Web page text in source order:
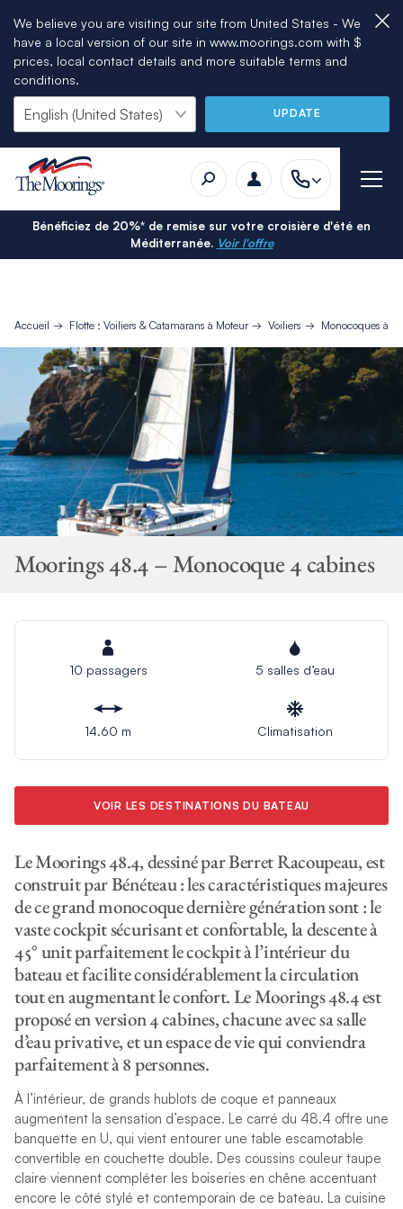
We believe you are visiting our site from United States - We
have a local version of our site in www.moorings.com with $
prices, local contact details and more suitable terms and
conditions.
UPDATE
Bénéficiez de 20%* de remise sur votre croisière d'été en
Méditerranée. Voir l'offre
Accueil Flotte : Voiliers & Catamarans à Moteur Voiliers Monocoques à
Moorings 48.4 – Monocoque 4 cabines
10 passagers 5 salles d’eau
14.60 m Climatisation
VOIR LES DESTINATIONS DU BATEAU
Le Moorings 48.4, dessiné par Berret Racoupeau, est
construit par Bénéteau : les caractéristiques majeures
de ce grand monocoque dernière génération sont : le
vaste cockpit sécurisant et confortable, la descente à
45° unit parfaitement le cockpit à l’intérieur du
bateau et facilite considérablement la circulation
tout en augmentant le confort. Le Moorings 48.4 est
proposé en version 4 cabines, chacune avec sa salle
d’eau privative, et un espace de vie qui conviendra
parfaitement à 8 personnes.
À l’intérieur, de grands hublots de coque et panneaux
augmentent la sensation d’espace. Le carré du 48.4 offre une
banquette en U, qui vient entourer une table escamotable
convertible en couchette double. Des coussins couleur taupe
claire viennent compléter les boiseries en chêne accentuant
encore le côté stylé et contemporain de ce bateau. La cuisine